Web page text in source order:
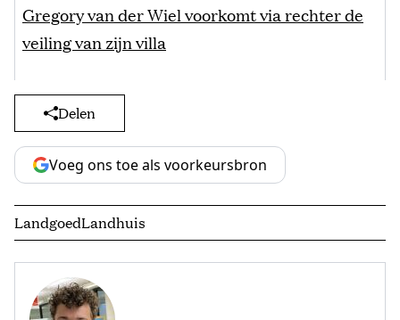
Gregory van der Wiel voorkomt via rechter de
veiling van zijn villa
Delen
Voeg ons toe als voorkeursbron
LandgoedLandhuis